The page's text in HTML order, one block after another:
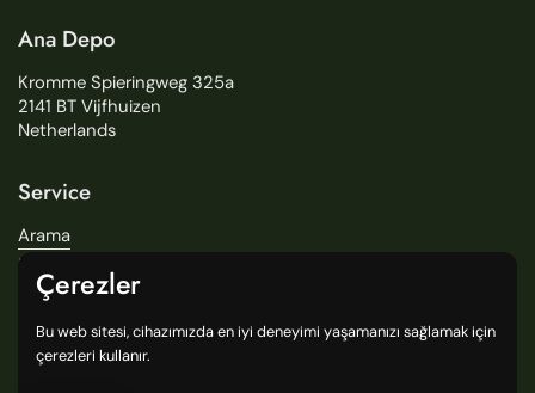
Ana Depo
Kromme Spieringweg 325a
2141 BT Vijfhuizen
Netherlands
Service
Arama
Hikayemiz
Teslimat
Mağazalarımız
General Terms and Conditions
Çerezler
Bu web sitesi, cihazımızda en iyi deneyimi yaşamanızı sağlamak için
çerezleri kullanır.